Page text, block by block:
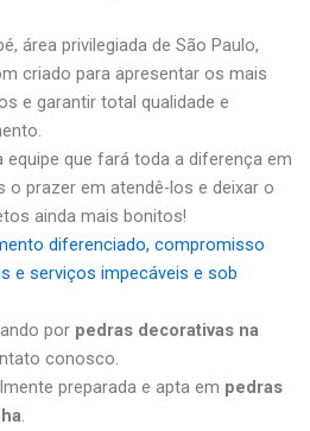
área privilegiada de São Paulo,
criado para apresentar os mais
e garantir total qualidade e
que fará toda a diferença em
o prazer em atendê-los e deixar o
ainda mais bonitos!
diferenciado, compromisso
e serviços impecáveis e sob
por pedras decorativas na
conosco.
preparada e apta em pedras
.